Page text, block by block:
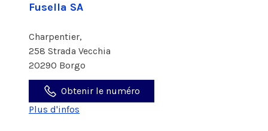
Fusella SA
Charpentier,
258 Strada Vecchia
20290 Borgo
Obtenir le numéro
Plus d'infos